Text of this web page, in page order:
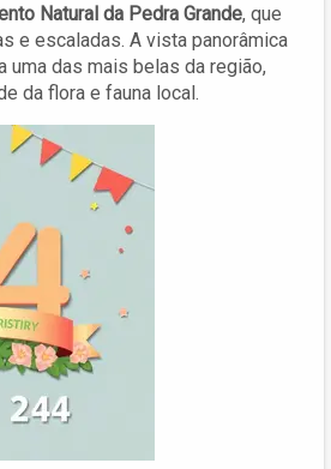
Natural da Pedra Grande, que
e escaladas. A vista panorâmica
uma das mais belas da região,
da flora e fauna local.